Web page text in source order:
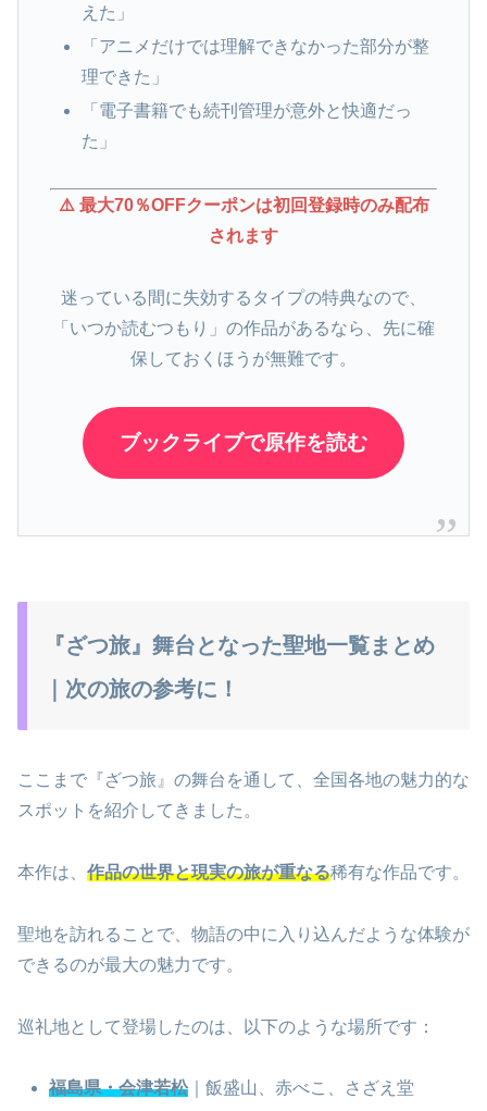
えた」
「アニメだけでは理解できなかった部分が整
理できた」
「電子書籍でも続刊管理が意外と快適だっ
た」
⚠️ 最大70％OFFクーポンは初回登録時のみ配布
されます
迷っている間に失効するタイプの特典なので、
「いつか読むつもり」の作品があるなら、先に確
保しておくほうが無難です。
ブックライブで原作を読む
『ざつ旅』舞台となった聖地一覧まとめ
｜次の旅の参考に！
ここまで『ざつ旅』の舞台を通して、全国各地の魅力的な
スポットを紹介してきました。
本作は、 作品の世界と現実の旅が重なる稀有な作品です。
聖地を訪れることで、物語の中に入り込んだような体験が
できるのが最大の魅力です。
巡礼地として登場したのは、以下のような場所です：
福島県・会津若松｜飯盛山、赤べこ、さざえ堂